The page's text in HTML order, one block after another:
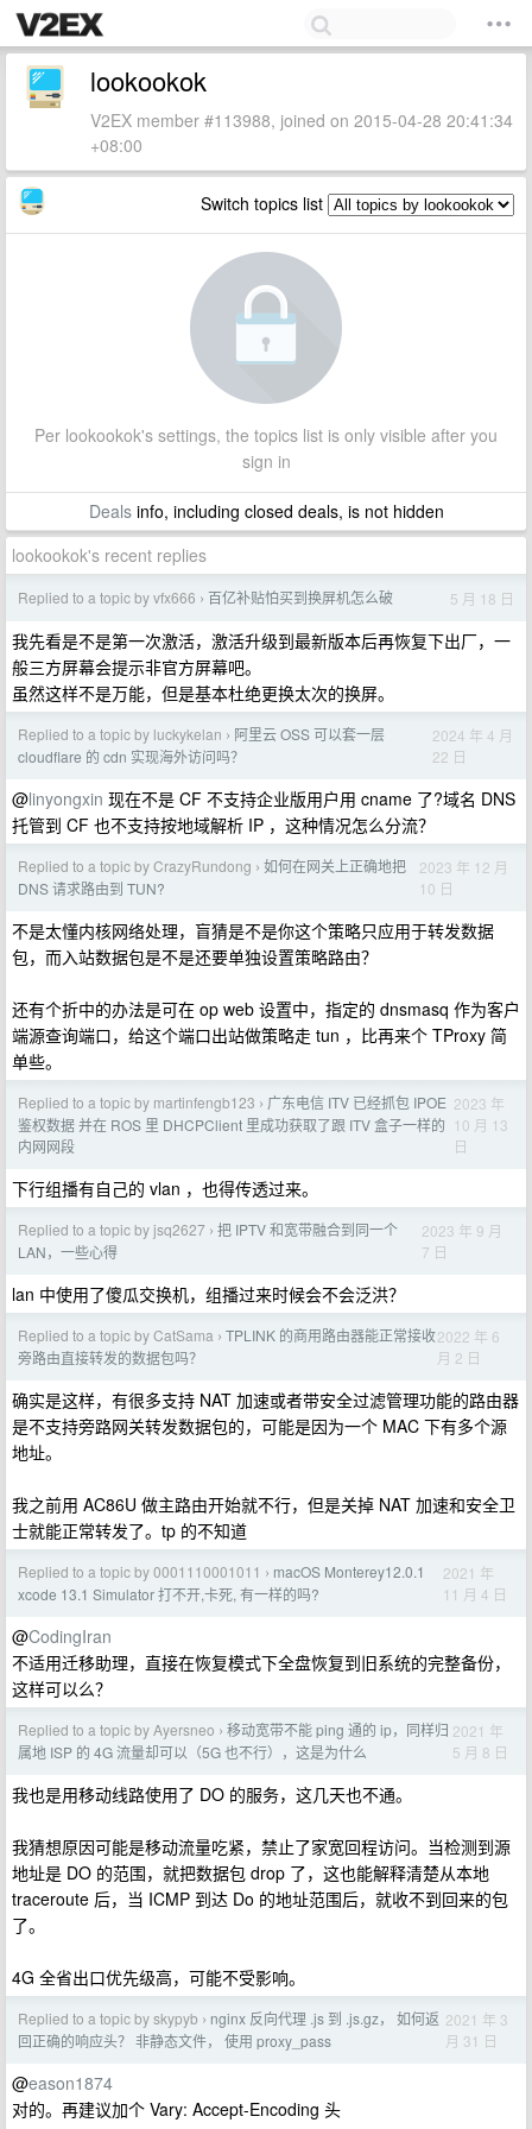
lookookok
V2EX member #113988, joined on 2015-04-28 20:41:34
+08:00
Switch topics list
Per lookookok's settings, the topics list is only visible after you
sign in
Dealsinfo, including closed deals, is not hidden
lookookok's recent replies
Replied to a topic by vfx666 › 百亿补贴怕买到换屏机怎么破 5 月 18 日
我先看是不是第一次激活，激活升级到最新版本后再恢复下出厂，一
般三方屏幕会提示非官方屏幕吧。
虽然这样不是万能，但是基本杜绝更换太次的换屏。
Replied to a topic by luckykelan › 阿里云 OSS 可以套一层
cloudflare 的 cdn 实现海外访问吗？
2024 年 4 月
22 日
@linyongxin 现在不是 CF 不支持企业版用户用 cname 了?域名 DNS
托管到 CF 也不支持按地域解析 IP ，这种情况怎么分流？
Replied to a topic by CrazyRundong › 如何在网关上正确地把
DNS 请求路由到 TUN?
2023 年 12 月
10 日
不是太懂内核网络处理，盲猜是不是你这个策略只应用于转发数据
包，而入站数据包是不是还要单独设置策略路由？
还有个折中的办法是可在 op web 设置中，指定的 dnsmasq 作为客户
端源查询端口，给这个端口出站做策略走 tun ，比再来个 TProxy 简
单些。
Replied to a topic by martinfengb123 › 广东电信 ITV 已经抓包 IPOE
鉴权数据 并在 ROS 里 DHCPClient 里成功获取了跟 ITV 盒子一样的
内网网段
2023 年
10 月 13
日
下行组播有自己的 vlan ，也得传透过来。
Replied to a topic by jsq2627 › 把 IPTV 和宽带融合到同一个
LAN，一些心得
2023 年 9 月
7 日
lan 中使用了傻瓜交换机，组播过来时候会不会泛洪？
Replied to a topic by CatSama › TPLINK 的商用路由器能正常接收
旁路由直接转发的数据包吗？
2022 年 6
月 2 日
确实是这样，有很多支持 NAT 加速或者带安全过滤管理功能的路由器
是不支持旁路网关转发数据包的，可能是因为一个 MAC 下有多个源
地址。
我之前用 AC86U 做主路由开始就不行，但是关掉 NAT 加速和安全卫
士就能正常转发了。tp 的不知道
Replied to a topic by 0001110001011 › macOS Monterey12.0.1
xcode 13.1 Simulator 打不开,卡死, 有一样的吗?
2021 年
11 月 4 日
@CodingIran
不适用迁移助理，直接在恢复模式下全盘恢复到旧系统的完整备份，
这样可以么？
Replied to a topic by Ayersneo › 移动宽带不能 ping 通的 ip，同样归
属地 ISP 的 4G 流量却可以（5G 也不行），这是为什么
2021 年
5 月 8 日
我也是用移动线路使用了 DO 的服务，这几天也不通。
我猜想原因可能是移动流量吃紧，禁止了家宽回程访问。当检测到源
地址是 DO 的范围，就把数据包 drop 了，这也能解释清楚从本地
traceroute 后，当 ICMP 到达 Do 的地址范围后，就收不到回来的包
了。
4G 全省出口优先级高，可能不受影响。
Replied to a topic by skypyb › nginx 反向代理 .js 到 .js.gz， 如何返
回正确的响应头？ 非静态文件， 使用 proxy_pass
2021 年 3
月 31 日
@eason1874
对的。再建议加个 Vary: Accept-Encoding 头